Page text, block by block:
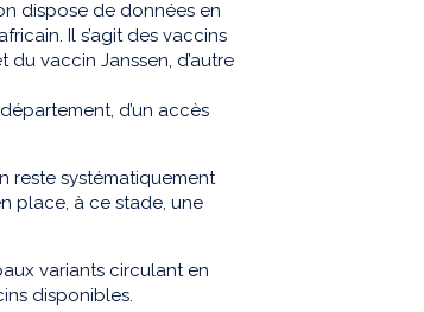
dispose de données en
Il s’agit des vaccins
du vaccin Janssen, d’autre
d’un accès
reste systématiquement
place, à ce stade, une
variants circulant en
disponibles.